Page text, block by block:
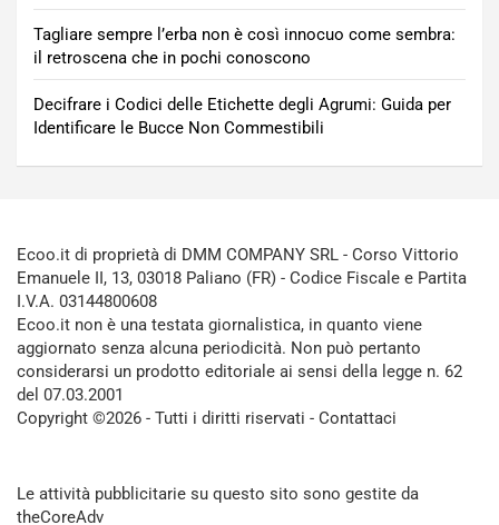
Tagliare sempre l’erba non è così innocuo come sembra:
il retroscena che in pochi conoscono
Decifrare i Codici delle Etichette degli Agrumi: Guida per
Identificare le Bucce Non Commestibili
Ecoo.it di proprietà di DMM COMPANY SRL - Corso Vittorio
Emanuele II, 13, 03018 Paliano (FR) - Codice Fiscale e Partita
I.V.A. 03144800608
Ecoo.it non è una testata giornalistica, in quanto viene
aggiornato senza alcuna periodicità. Non può pertanto
considerarsi un prodotto editoriale ai sensi della legge n. 62
del 07.03.2001
Copyright ©2026 - Tutti i diritti riservati - Contattaci
Le attività pubblicitarie su questo sito sono gestite da
theCoreAdv